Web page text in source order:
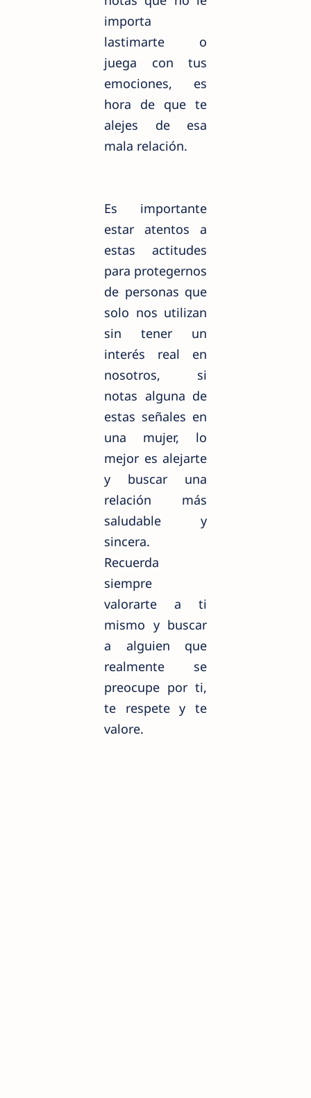
importa
lastimarte o
juega con tus
emociones, es
hora de que te
alejes de esa
mala relación.
Es importante
estar atentos a
estas actitudes
para protegernos
de personas que
solo nos utilizan
sin tener un
interés real en
nosotros, si
notas alguna de
estas señales en
una mujer, lo
mejor es alejarte
y buscar una
relación más
saludable y
sincera.
Recuerda
siempre
valorarte a ti
mismo y buscar
a alguien que
realmente se
preocupe por ti,
te respete y te
valore.